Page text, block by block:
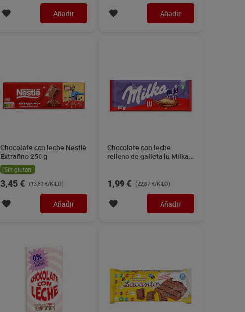
Añadir Añadir
Chocolate con leche Nestlé
Extrafino 250 g
Sin gluten
3,45 € (13,80 €/KILO)
Añadir
Chocolate con leche
relleno de galleta lu Milka
1,99 € (22,87 €/KILO)
Añadir